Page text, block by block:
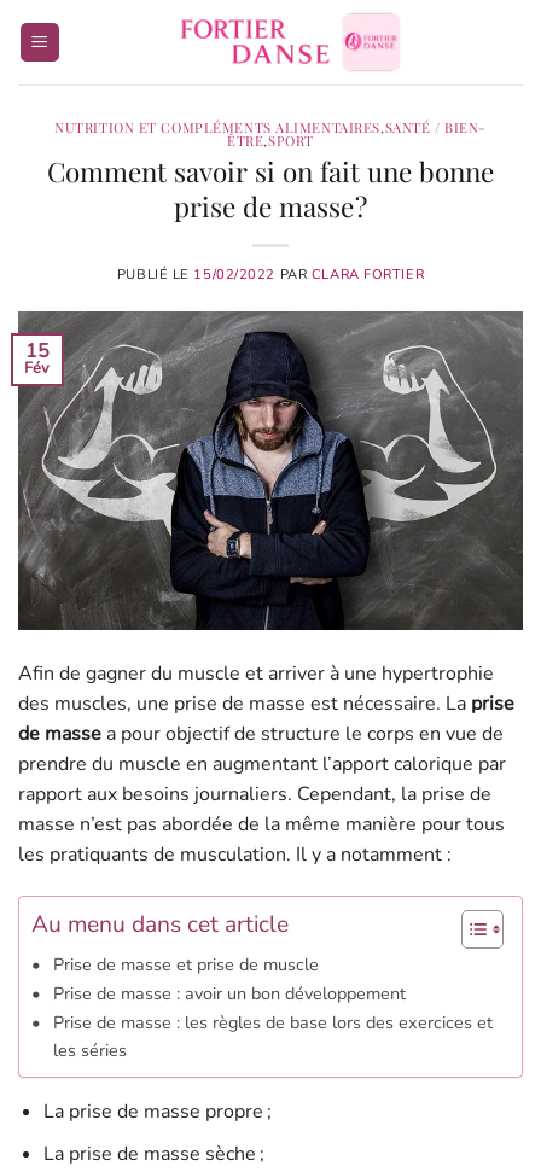
NUTRITION ET COMPLÉMENTS ALIMENTAIRES,SANTÉ / BIEN-
ÊTRE,SPORT
Comment savoir si on fait une bonne
prise de masse ?
PUBLIÉ LE 15/02/2022 PAR CLARA FORTIER
15
Fév
Afin de gagner du muscle et arriver à une hypertrophie
des muscles, une prise de masse est nécessaire. La prise
de masse a pour objectif de structure le corps en vue de
prendre du muscle en augmentant l’apport calorique par
rapport aux besoins journaliers. Cependant, la prise de
masse n’est pas abordée de la même manière pour tous
les pratiquants de musculation. Il y a notamment :
Au menu dans cet article
Prise de masse et prise de muscle
Prise de masse : avoir un bon développement
Prise de masse : les règles de base lors des exercices et
les séries
La prise de masse propre ;
La prise de masse sèche ;